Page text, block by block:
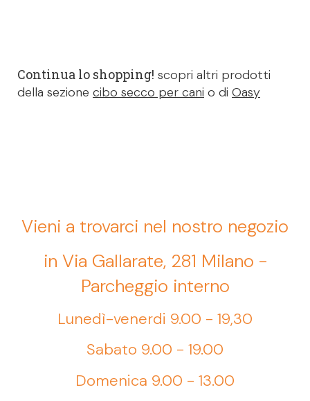
Continua lo shopping! scopri altri prodotti
della sezione cibo secco per cani o di Oasy
Vieni a trovarci nel nostro negozio
in Via Gallarate, 281 Milano -
Parcheggio interno
Lunedì-venerdi 9.00 - 19,30
Sabato 9.00 - 19.00
Domenica 9.00 - 13.00